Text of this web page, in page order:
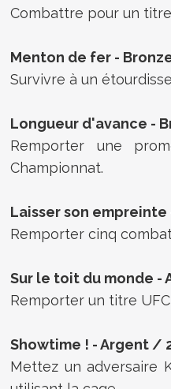
Combattre pour un
Menton de fer -
Survivre à un
Longueur d'avance -
Remporter une
Championnat.
Laisser son
Remporter cinq
Sur le toit du monde -
Remporter un titre
Showtime ! -Argent /
Mettez un adversaire